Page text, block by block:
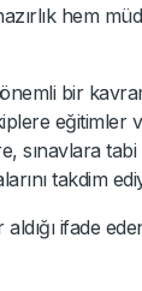
hem
bir
sınavlara
takdim
ifade